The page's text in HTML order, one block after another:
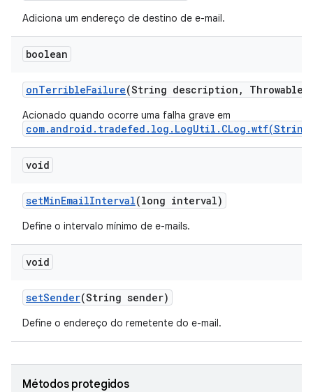
Adiciona um endereço de destino de e-mail.
boolean
onTerribleFailure(String description , Throwable
Acionado quando ocorre uma falha grave em
void
setMinEmailInterval(long interval)
Define o intervalo mínimo de e-mails.
void
setSender(String sender)
Define o endereço do remetente do e-mail.
Métodos protegidos